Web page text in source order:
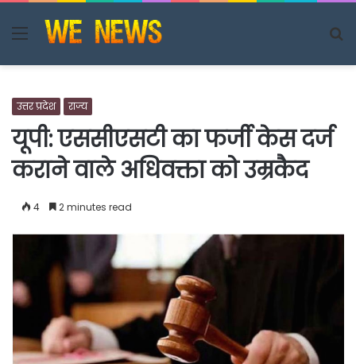
Menu
उत्तर प्रदेश राज्य
यूपी: एससीएसटी का फर्जी केस दर्ज
कराने वाले अधिवक्ता को उम्रकैद
4 2 minutes read